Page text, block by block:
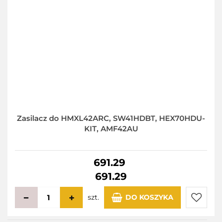
Zasilacz do HMXL42ARC, SW41HDBT, HEX70HDU-
KIT, AMF42AU
691.29
691.29
szt. DO KOSZYKA